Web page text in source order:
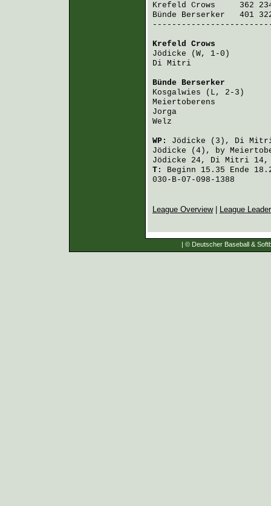
Krefeld Crows
362
Bünde Berserker
401
Krefeld Crows
Jödicke (W, 1-0)
Di Mitri
Bünde Berserker
Kosgalwies (L, 2-3)
Meiertoberens
Jorga
Welz
WP: Jödicke (3), Di
Jödicke (4), by
Jödicke 24, Di Mitri
T:
Beginn 15.35 Ende
030-B-07-098-1388
League Overview| League
| © Deutscher Baseball &